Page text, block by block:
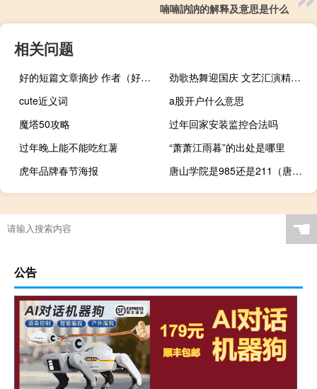
喃喃訥訥的解释及意思是什么
相关问题
好的短篇文章摘抄 作者（好的短篇文章）
劲歌热舞迎国庆 文艺汇演精彩纷呈 到底什么情况嘞
cute近义词
a股开户什么意思
魔塔50攻略
过年回家安装监控合法吗
过年晚上能不能吃红薯
“萧萧江雨暮”的出处是哪里
虎年品牌春节海报
唐山学院是985还是211（唐山学院是几本院校）
☚
公告